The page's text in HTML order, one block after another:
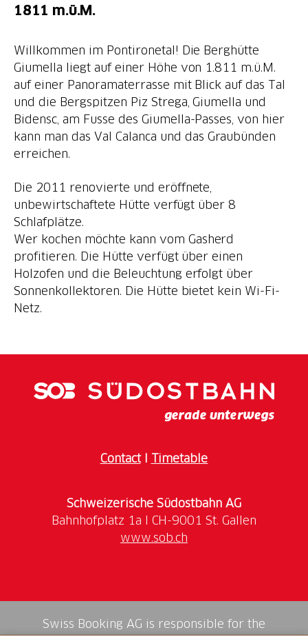
1811 m.ü.M.
Willkommen im Pontironetal! Die Berghütte
Giumella liegt auf einer Höhe von 1.811 m.ü.M.
auf einer Panoramaterrasse mit Blick auf das Tal
und die Bergspitzen Piz Strega, Giumella und
Bidensc, am Fusse des Giumella-Passes, von hier
kann man das Val Calanca und das Graubünden
erreichen.
Die 2011 renovierte und eröffnete,
unbewirtschaftete Hütte verfügt über 8
Schlafplätze.
Wer kochen möchte kann vom Gasherd
profitieren. Die Hütte verfügt über einen
Holzofen und die Beleuchtung erfolgt über
Sonnenkollektoren. Die Hütte bietet kein Wi-Fi-
Netz.
ContactI Timetable
Schweizerische Südostbahn AG
www.sob.ch
Swiss Booking AG is responsible for the